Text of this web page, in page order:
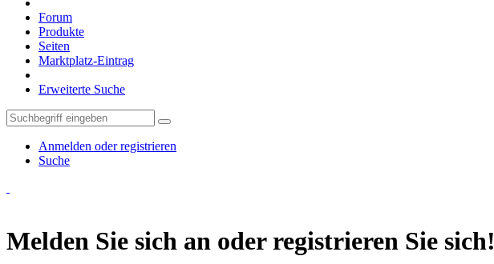
Forum
Produkte
Seiten
Marktplatz-Eintrag
Erweiterte Suche
Anmelden oder registrieren
Suche
Melden Sie sich an oder registrieren Sie sich!